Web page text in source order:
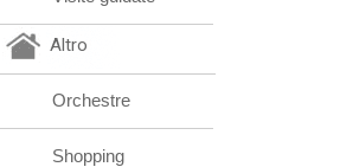
Altro
Orchestre
Shopping